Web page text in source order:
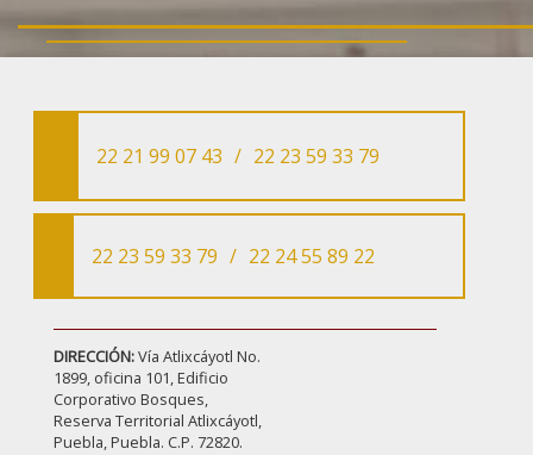
22 21 99 07 43 / 22 23 59 33 79
22 23 59 33 79 / 22 24 55 89 22
DIRECCIÓN:Vía Atlixcáyotl No.
1899, oficina 101, Edificio
Corporativo Bosques,
Reserva Territorial Atlixcáyotl,
Puebla, Puebla. C.P. 72820.